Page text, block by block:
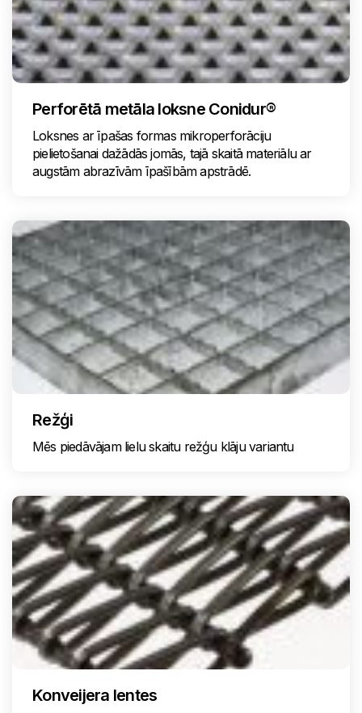
Perforētā metāla loksne Conidur®
Loksnes ar īpašas formas mikroperforāciju
pielietošanai dažādās jomās, tajā skaitā materiālu ar
augstām abrazīvām īpašībām apstrādē.
Režģi
Mēs piedāvājam lielu skaitu režģu klāju variantu
Konveijera lentes